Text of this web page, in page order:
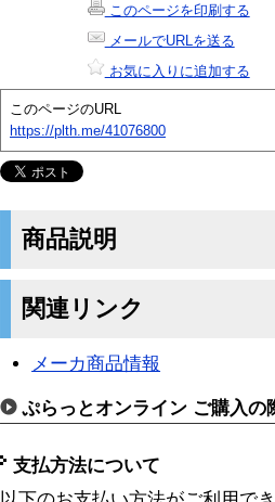
このページを印刷する
メールでURLを送る
お気に入りに追加する
このページのURL
https://plth.me/41076800
商品説明
関連リンク
メーカ商品情報
ぷらっとオンライン ご購入の
支払方法について